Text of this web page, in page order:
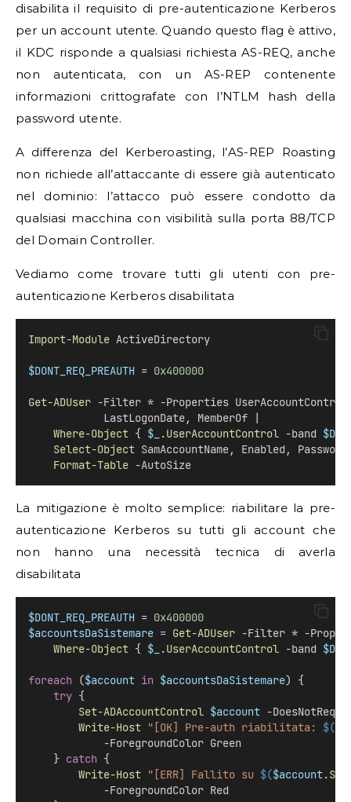
disabilita il requisito di pre-autenticazione Kerberos
per un account utente. Quando questo flag è attivo,
il KDC risponde a qualsiasi richiesta AS-REQ, anche
non autenticata, con un AS-REP contenente
informazioni crittografate con l’NTLM hash della
password utente.
A differenza del Kerberoasting, l’AS-REP Roasting
non richiede all’attaccante di essere già autenticato
nel dominio: l’attacco può essere condotto da
qualsiasi macchina con visibilità sulla porta 88/TCP
del Domain Controller.
Vediamo come trovare tutti gli utenti con pre-
autenticazione Kerberos disabilitata
Import-Module ActiveDirectory
$DONT_REQ_PREAUTH = 0x400000
Get-ADUser -Filter * -Properties
            LastLogonDate, MemberOf |
Where-Object { $_ .UserAccountControl -band
Select-Object SamAccountName, Enabled,
Format-Table -AutoSize
La mitigazione è molto semplice: riabilitare la pre-
autenticazione Kerberos su tutti gli account che
non hanno una necessità tecnica di averla
disabilitata
$DONT_REQ_PREAUTH = 0x400000
$accountsDaSistemare = Get-ADUser -Filter * -
Where-Object { $_ .UserAccountControl -band
foreach ($account in $accountsDaSistemare) {
try {
Set-ADAccountControl $account -
Write-Host "[OK] Pre-auth riabilitata: $(
            -ForegroundColor Green
    }
catch {
Write-Host "[ERR] Fallito su $($account
            -ForegroundColor Red